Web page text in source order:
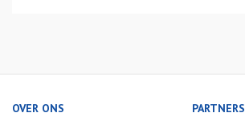
OVER ONS PARTNERS